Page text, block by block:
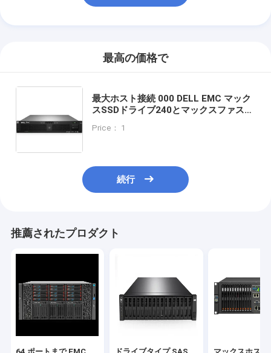
最高の価格で
最大ホスト接続 000 DELL EMC マック
スSSDドライブ240とマックスファスト
レージ 800GBまでデータストレージプ
Price： 1
続行
推薦されたプロダクト